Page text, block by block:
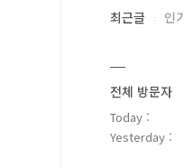
최근글 인
전체 방문자
Today :
Yesterday :